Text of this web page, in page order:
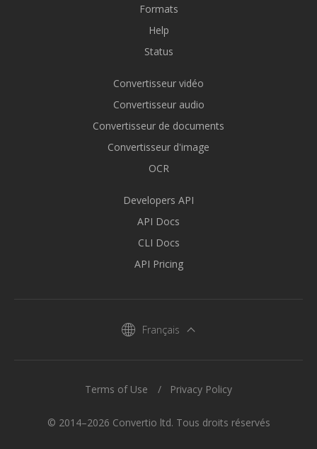
Formats
Help
Status
Convertisseur vidéo
Convertisseur audio
Convertisseur de documents
Convertisseur d'image
OCR
Developers API
API Docs
CLI Docs
API Pricing
Français
© 2014–2026 Convertio ltd. Tous droits réservés
Terms of Use Privacy Policy